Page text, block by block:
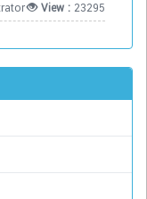
View : 23295